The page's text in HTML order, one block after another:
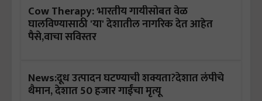
Cow Therapy: भारतीय गायीसोबत वेळ
घालविण्यासाठी 'या' देशातील नागरिक देत आहेत
पैसे,वाचा सविस्तर
News:दूध उत्पादन घटण्याची शक्यता?देशात लंपीचे
थैमान, देशात 50 हजार गाईंचा मृत्यू